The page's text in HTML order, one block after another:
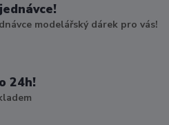
modelářský dárek pro vás!
24h!